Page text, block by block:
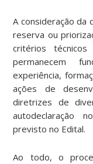
A consideração da
reserva ou
critérios
permanecem
experiência,
ações de
diretrizes de
autodeclaração
previsto no Edital.
Ao todo, o